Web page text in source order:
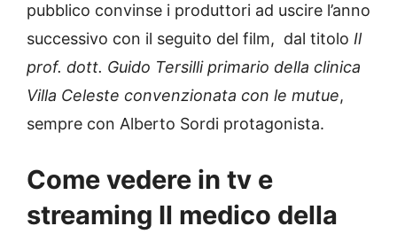
pubblico convinse i produttori ad uscire l’anno
successivo con il seguito del film, dal titolo Il
prof. dott. Guido Tersilli primario della clinica
Villa Celeste convenzionata con le mutue,
sempre con Alberto Sordi protagonista.
Come vedere in tv e
streaming Il medico della